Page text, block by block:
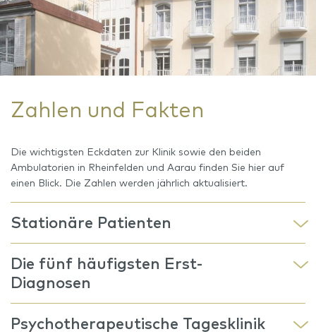
Zahlen und Fakten
Die wichtigsten Eckdaten zur Klinik sowie den beiden
Ambulatorien in Rheinfelden und Aarau finden Sie hier auf
einen Blick. Die Zahlen werden jährlich aktualisiert.
Stationäre Patienten
Die fünf häufigsten Erst-
Diagnosen
Psychotherapeutische Tagesklinik